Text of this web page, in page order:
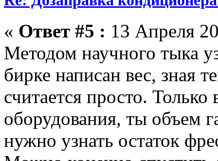
« Ответ #5 : 13 Апреля
Методом научного тыка
бирке написан вес, зная
считается просто. Только
оборудования, ты объем
нужно узнать остаток